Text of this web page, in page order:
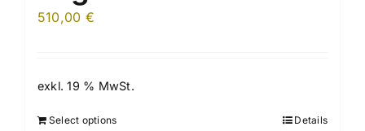
510,00 €
exkl. 19 % MwSt.
Select options Details